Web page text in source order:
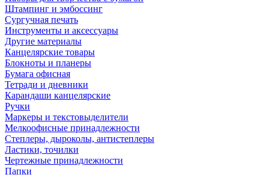
Штампинг и эмбоссинг
Сургучная печать
Инструменты и аксессуары
Другие материалы
Канцелярские товары
Блокноты и планеры
Бумага офисная
Тетради и дневники
Карандаши канцелярские
Ручки
Маркеры и текстовыделители
Мелкоофисные принадлежности
Степлеры, дыроколы, антистеплеры
Ластики, точилки
Чертежные принадлежности
Папки